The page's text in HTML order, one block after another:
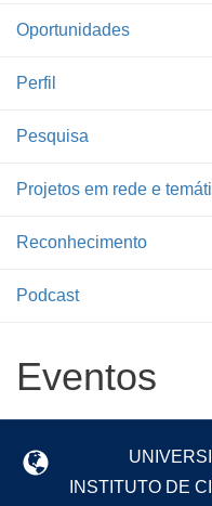
Oportunidades
Perfil
Pesquisa
Projetos em rede e
Reconhecimento
Podcast
Eventos
INSTITUTO DE